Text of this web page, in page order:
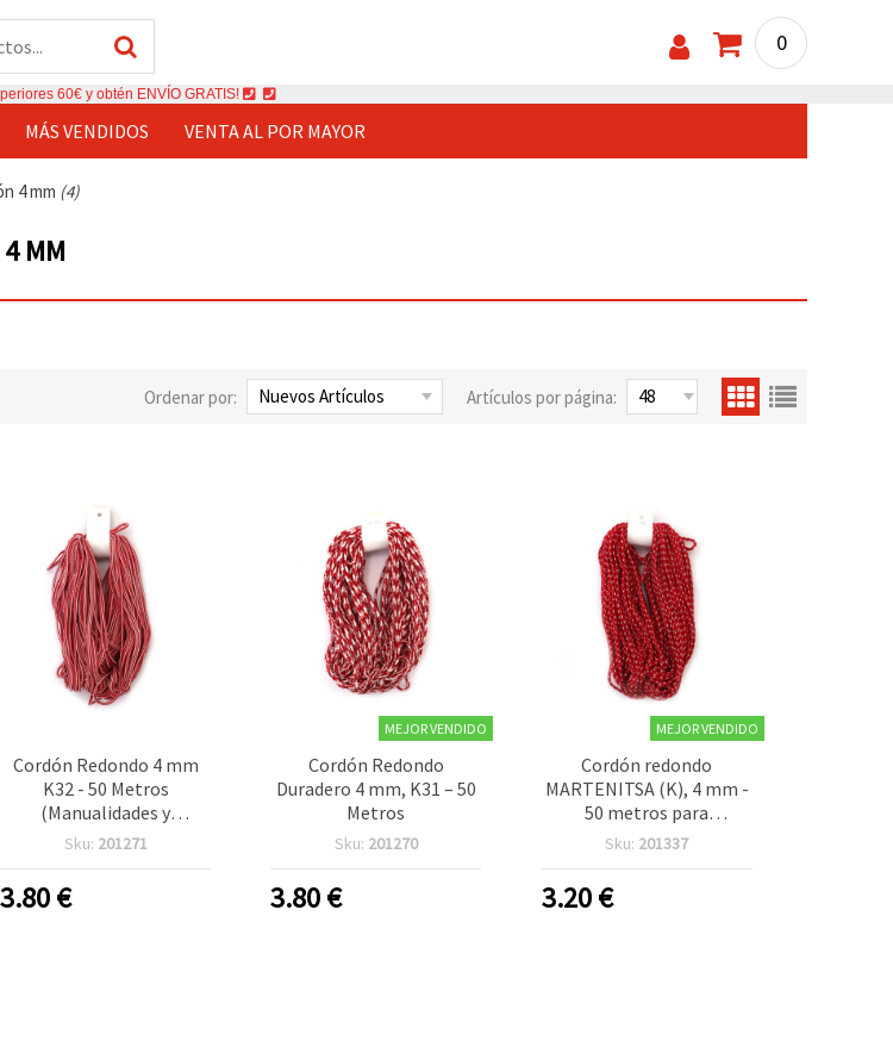
0
60€ y obtén ENVÍO GRATIS!
MÁS VENDIDOS VENTA AL POR MAYOR
4 mm (4)
MM
Ordenar por: Artículos por página:
Cordón Redondo 4 mm
K32 - 50 Metros
(Manualidades y
Bisutería)
Sku: 201271
3.80€
MEJOR VENDIDO
Cordón Redondo
Duradero 4 mm, K31 – 50
Metros
Sku: 201270
3.80€
MEJOR VENDIDO
Cordón redondo
MARTENITSA (K), 4 mm -
50 metros para
manualidades y bisutería
Sku: 201337
3.20€